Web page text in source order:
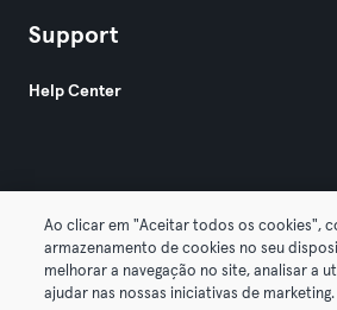
Support
Help Center
© 2026 Urban Sports Group GmbH.
AGB Datenschutz Impressum
Ao clicar em "Aceitar todos os cookies",
armazenamento de cookies no seu
melhorar a navegação no site, analisar a
ajudar nas nossas iniciativas de marketing.